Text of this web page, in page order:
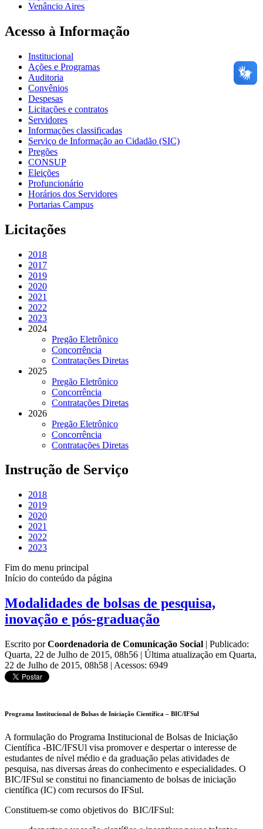
Venâncio Aires
Acesso à Informação
Institucional
Ações e Programas
Auditoria
Convênios
Despesas
Licitações e contratos
Servidores
Informações classificadas
Serviço de Informação ao Cidadão (SIC)
Pregões
CONSUP
Eleições
Profuncionário
Horários dos Servidores
Portarias Campus
Licitações
2018
2017
2019
2020
2021
2022
2023
2024
Pregão Eletrônico
Concorrência
Contratações Diretas
2025
Pregão Eletrônico
Concorrência
Contratações Diretas
2026
Pregão Eletrônico
Concorrência
Contratações Diretas
Instrução de Serviço
2018
2019
2020
2021
2022
2023
Fim do menu principal
Início do conteúdo da página
Modalidades de bolsas de pesquisa,
inovação e pós-graduação
Escrito porCoordenadoria de Comunicação Social | Publicado:
Quarta, 22 de Julho de 2015, 08h56 | Última atualização em Quarta,
22 de Julho de 2015, 08h58 | Acessos: 6949
Programa Institucional de Bolsas de Iniciação Científica – BIC/IFSul
A formulação do Programa Institucional de Bolsas de Iniciação
Científica -BIC/IFSUl visa promover e despertar o interesse de
estudantes de nível médio e da graduação pelas atividades de
pesquisa, nas diversas áreas do conhecimento e especialidades. O
BIC/IFSul se constitui no financiamento de bolsas de iniciação
científica (IC) com recursos do IFSul.
Constituem-se como objetivos do BIC/IFSul: